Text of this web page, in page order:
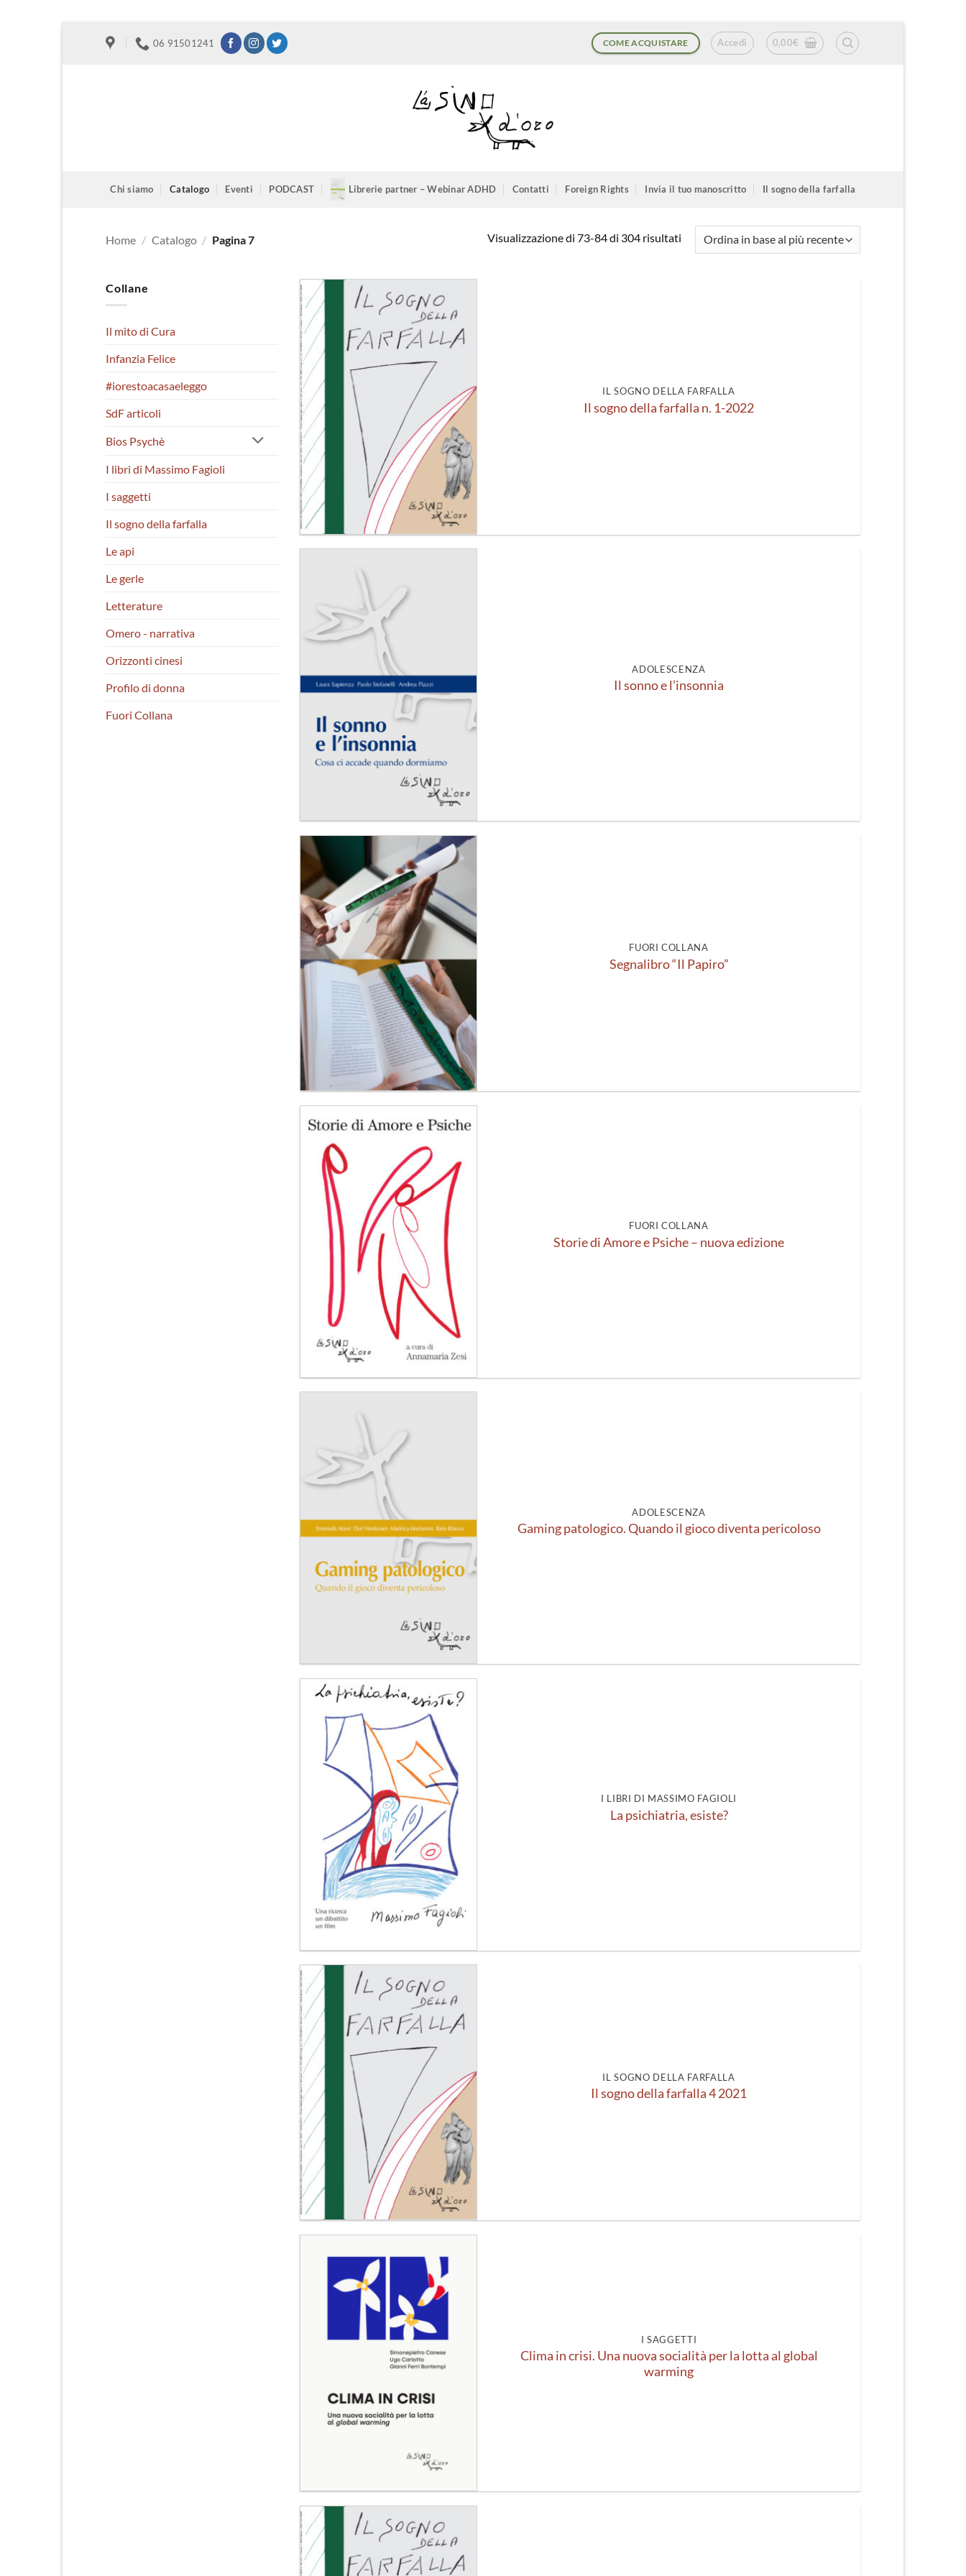
06 91501241 COME ACQUISTARE Accedi 0,00€
Chi siamo Catalogo Eventi PODCAST Librerie partner – Webinar ADHD Contatti Foreign Rights Invia il tuo manoscritto Il sogno della farfalla
Home / Catalogo / Pagina 7 Visualizzazione di 73-84 di 304 risultatiOrdina
Collane
Il mito di Cura
Infanzia Felice
#iorestoacasaeleggo
SdF articoli
Bios Psychè
I libri di Massimo Fagioli
I saggetti
Il sogno della farfalla
Le api
Le gerle
Letterature
Omero - narrativa
Orizzonti cinesi
Profilo di donna
Fuori Collana
Aggiungi
alla lista
dei
desideri
IL SOGNO DELLA FARFALLA
Il sogno della farfalla n. 1-2022
ADOLESCENZA
Il sonno e l’insonnia
Aggiungi
alla lista
dei
desideri
FUORI COLLANA
Segnalibro “Il Papiro”
dei
desideri
FUORI COLLANA
Storie di Amore e Psiche – nuova edizione
ADOLESCENZA
Gaming patologico. Quando il gioco diventa pericoloso
alla lista
desideri
I LIBRI DI MASSIMO FAGIOLI
La psichiatria, esiste?
Aggiungi
alla lista
dei
desideri
IL SOGNO DELLA FARFALLA
Il sogno della farfalla 4 2021
Aggiungi
alla lista
dei
desideri
I SAGGETTI
Clima in crisi. Una nuova socialità per la lotta al global
warming
Aggiungi
alla lista
dei